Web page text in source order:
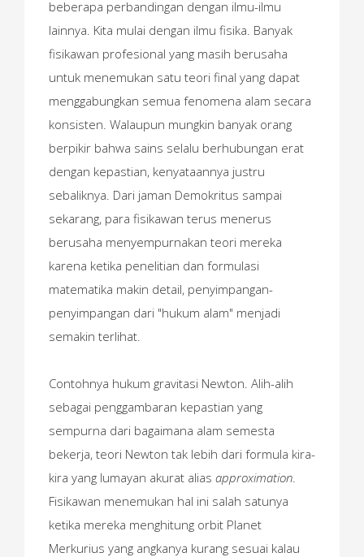
beberapa perbandingan dengan ilmu-ilmu
lainnya. Kita mulai dengan ilmu fisika. Banyak
fisikawan profesional yang masih berusaha
untuk menemukan satu teori final yang dapat
menggabungkan semua fenomena alam secara
konsisten. Walaupun mungkin banyak orang
berpikir bahwa sains selalu berhubungan erat
dengan kepastian, kenyataannya justru
sebaliknya. Dari jaman Demokritus sampai
sekarang, para fisikawan terus menerus
berusaha menyempurnakan teori mereka
karena ketika penelitian dan formulasi
matematika makin detail, penyimpangan-
penyimpangan dari "hukum alam" menjadi
semakin terlihat.
Contohnya hukum gravitasi Newton. Alih-alih
sebagai penggambaran kepastian yang
sempurna dari bagaimana alam semesta
bekerja, teori Newton tak lebih dari formula kira-
kira yang lumayan akurat alias approximation
Fisikawan menemukan hal ini salah satunya
ketika mereka menghitung orbit Planet
Merkurius yang angkanya kurang sesuai kalau